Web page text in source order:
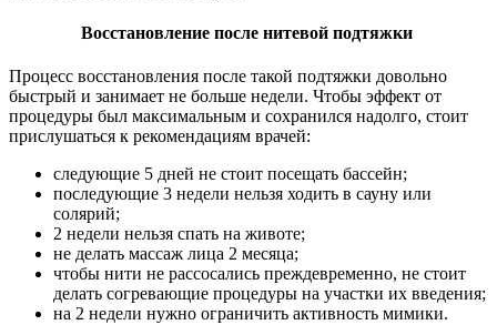
Восстановление после нитевой подтяжки
Процесс восстановления после такой подтяжки довольно
быстрый и занимает не больше недели. Чтобы эффект от
процедуры был максимальным и сохранился надолго, стоит
прислушаться к рекомендациям врачей:
следующие 5 дней не стоит посещать бассейн;
последующие 3 недели нельзя ходить в сауну или
солярий;
2 недели нельзя спать на животе;
не делать массаж лица 2 месяца;
чтобы нити не рассосались преждевременно, не стоит
делать согревающие процедуры на участки их введения;
на 2 недели нужно ограничить активность мимики.